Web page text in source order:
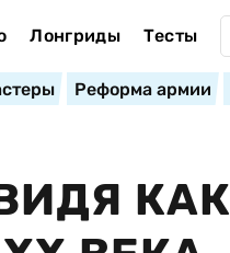
Лонгриды Тесты
Реформа армии
КАК